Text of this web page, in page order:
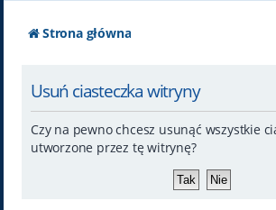
Strona główna
Usuń ciasteczka witryny
Czy na pewno chcesz usunąć wszystkie
utworzone przez tę witrynę?